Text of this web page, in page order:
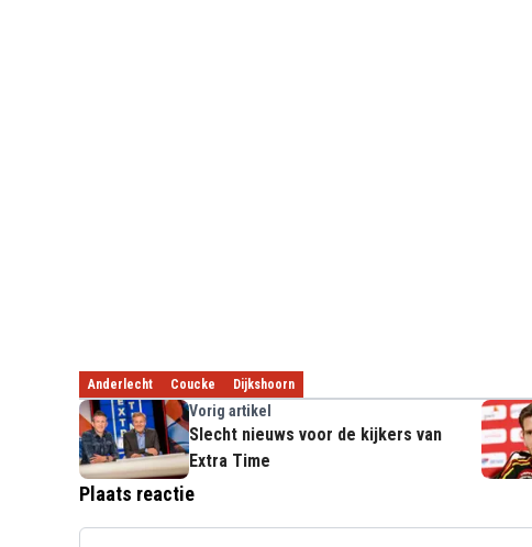
Anderlecht Coucke Dijkshoorn
Vorig artikel
Slecht nieuws voor de kijkers van
Extra Time
Plaats reactie